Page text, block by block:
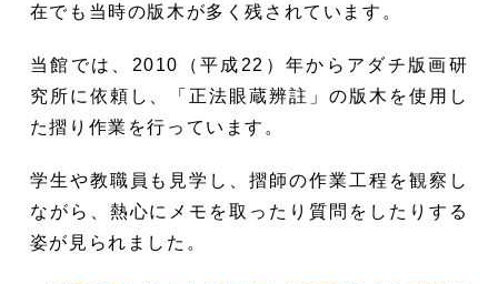
在でも当時の版木が多く残されています。
当館では、2010（平成22）年からアダチ版画研
究所に依頼し、「正法眼蔵辨註」の版木を使用し
た摺り作業を行っています。
学生や教職員も見学し、摺師の作業工程を観察し
ながら、熱心にメモを取ったり質問をしたりする
姿が見られました。